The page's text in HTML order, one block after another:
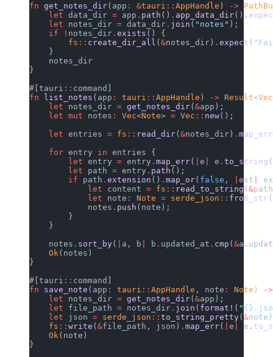
fn get_notes_dir (app &tauri ::AppHandle ) ->
    let
data_dir app .path () .app_data_dir () .
    let
notes_dir data_dir . join ( "notes" );
    if
!notes_dir .exists () {
        fs
:: create_dir_all (&notes_dir) .expect (
    }
    notes_dir
#[tauri ::command]
fn
list_notes (app tauri ::AppHandle ) -> Result<
    let
notes_dir get_notes_dir (&app);
    let
mut notes Vec<Note > Vec ::new ();
    let
entries fs ::read_dir (&notes_dir) .
    for
entry in entries {
        let
entry entry .map_err | e .to_string
        let
path entry .path ();
        if
path .extension () .map_or (false |ext
            let
content fs ::read_to_string (&
            let
note Note = serde_json :: from_str
            notes
.push (note);
        }
    }
    notes
.sort_by | a, b b .updated_at .cmp (& a .
    Ok
(notes)
#[tauri ::command]
fn save_note (app tauri ::AppHandle , note Note ) -
    let
notes_dir get_notes_dir (&app);
    let
file_path notes_dir . join (format! (
    let
json serde_json ::to_string_pretty (&
    fs
::write (&file_path, json) .map_err | e .
    Ok
(note)